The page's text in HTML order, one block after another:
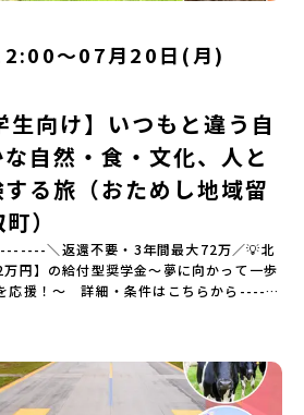
報を公式LINEにて配信中！ぜひご登録く
な点は、LINEから気軽にご相談くださ
】
た技術や工夫、そして“つくる人の想
ます。また、文化施設が「日本遺産」や
定されるなど日本を代表する伝統工芸の
は「日本の棚田百選」に選ばれた「岳の
百選」や「水源の森百選」に選ばれた
う）」など、思わず立ち止まりたくなる
・文化・自然が重なり合う、“本物”に出
史・文化が豊かな佐賀県有田町で実際に
ルドワークをしたり、有田焼づくりに関
デザイナー、地元の高校で学ぶ生徒など
ものづくり」や「未来のデザイン」を一
験するだけじゃなくて、 “どうしてこの形
らどんなデザインにする？” そんなふう
グラムの大切なポイントです。ここで出
好き」や「未来」につながるかもしれま
、ちょっと特別な体験を、ぜひ楽しん
めポイント体験プログラム内容（予
リエンテーション・自己紹介ワーク」
技術をまなぶ！「セラミック科」のま
ンスをまなぶ！「デザイン科」のまなび
〜07月20日(月)
生向け】いつもと違う自
自然・食・文化、人と
る旅（おためし地域留
）
＼返還不要・3年間最大72万／💡北
円】の給付型奨学金～夢に向かって一歩
応援！～ 詳細・条件はこちらから------
験費・宿泊費が無料＞累計3,000万
ガ「ゴールデンカムイ」の実写版映画
アイヌ文化継承の地」で自然や食を体験
外の地域の暮らしが気になる。いつか留
文化の歴史や、マンガに登場する世界を